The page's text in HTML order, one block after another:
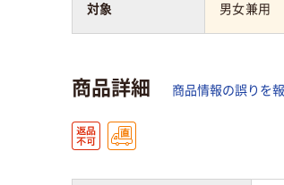
男女兼用
対象
商品詳細 商品情報の誤りを